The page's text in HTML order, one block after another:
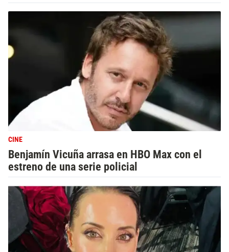
CINE
Benjamín Vicuña arrasa en HBO Max con el
estreno de una serie policial